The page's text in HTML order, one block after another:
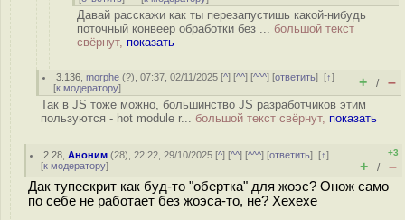
Давай расскажи как ты перезапустишь какой-нибудь
поточный конвеер обработки без ... большой текст
свёрнут, показать
3.136 ,morphe (?), 07:37, 02/11/2025 [^] [^^] [^^^] [ответить][↑]
[к модератору] + / –
Так в JS тоже можно, большинство JS разработчиков этим
пользуются - hot module r... большой текст свёрнут, показать
2.28 ,Аноним (28), 22:22, 29/10/2025 [^] [^^] [^^^] [ответить][↑]
[к модератору]
+3
+ / –
Дак тупескрит как буд-то "обертка" для жоэс? Онож само
по себе не работает без жоэса-то, не? Хехехе